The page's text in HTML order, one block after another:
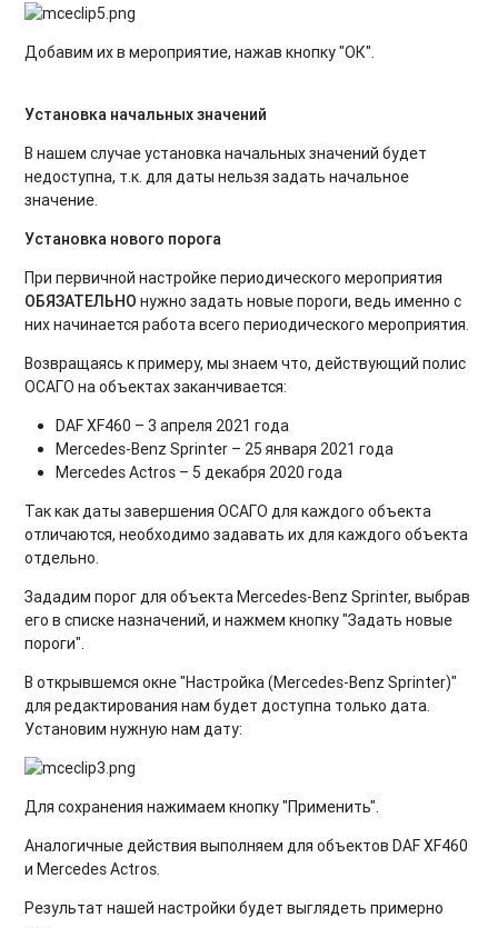
Добавим их в мероприятие, нажав кнопку "ОК".
Установка начальных значений
В нашем случае установка начальных значений будет
недоступна, т.к. для даты нельзя задать начальное
значение.
Установка нового порога
При первичной настройке периодического мероприятия
ОБЯЗАТЕЛЬНО нужно задать новые пороги, ведь именно с
них начинается работа всего периодического мероприятия.
Возвращаясь к примеру, мы знаем что, действующий полис
ОСАГО на объектах заканчивается:
DAF XF460 – 3 апреля 2021 года
Mercedes-Benz Sprinter – 25 января 2021 года
Mercedes Actros – 5 декабря 2020 года
Так как даты завершения ОСАГО для каждого объекта
отличаются, необходимо задавать их для каждого объекта
отдельно.
Зададим порог для объекта Mercedes-Benz Sprinter, выбрав
его в списке назначений, и нажмем кнопку "Задать новые
пороги".
В открывшемся окне "Настройка (Mercedes-Benz Sprinter)"
для редактирования нам будет доступна только дата.
Установим нужную нам дату:
Для сохранения нажимаем кнопку "Применить".
Аналогичные действия выполняем для объектов DAF XF460
и Mercedes Actros.
Результат нашей настройки будет выглядеть примерно